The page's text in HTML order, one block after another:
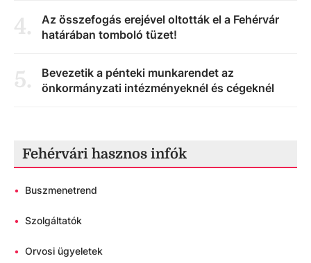
4.
Az összefogás erejével oltották el a Fehérvár
határában tomboló tüzet!
5.
Bevezetik a pénteki munkarendet az
önkormányzati intézményeknél és cégeknél
Fehérvári hasznos infók
• Buszmenetrend
• Szolgáltatók
• Orvosi ügyeletek